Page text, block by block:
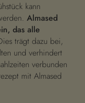
kann
Almased
das alle
trägt dazu bei,
und verhindert
verbunden
mit Almased